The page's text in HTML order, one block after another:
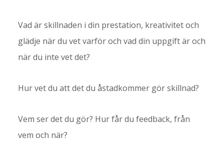
Vad är skillnaden i din prestation, kreativitet och
glädje när du vet varför och vad din uppgift är och
när du inte vet det?
Hur vet du att det du åstadkommer gör skillnad?
Vem ser det du gör? Hur får du feedback, från
vem och när?